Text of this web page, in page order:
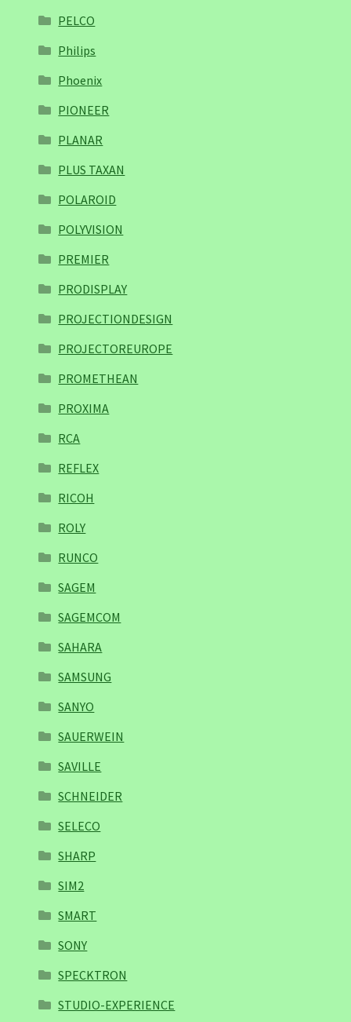
PELCO
Philips
Phoenix
PIONEER
PLANAR
PLUS TAXAN
POLAROID
POLYVISION
PREMIER
PRODISPLAY
PROJECTIONDESIGN
PROJECTOREUROPE
PROMETHEAN
PROXIMA
RCA
REFLEX
RICOH
ROLY
RUNCO
SAGEM
SAGEMCOM
SAHARA
SAMSUNG
SANYO
SAUERWEIN
SAVILLE
SCHNEIDER
SELECO
SHARP
SIM2
SMART
SONY
SPECKTRON
STUDIO-EXPERIENCE